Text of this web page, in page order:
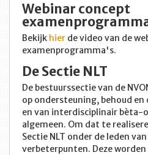
Webinar concept
Bekijk hier de video van de
examenprogramma's.
De Sectie NLT
De bestuurssectie van de
op ondersteuning, behoud
en van interdisciplinair bèta-
algemeen. Om dat te
Sectie NLT onder de leden van
verbeterpunten. Deze